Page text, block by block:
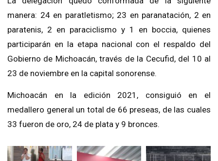
manera: 24 en paratletismo; 23 en paranatación, 2 en
paratenis, 2 en paraciclismo y 1 en boccia, quienes
participarán en la etapa nacional con el respaldo del
Gobierno de Michoacán, través de la Cecufid, del 10 al
23 de noviembre en la capital sonorense.
Michoacán en la edición 2021, consiguió en el
medallero general un total de 66 preseas, de las cuales
33 fueron de oro, 24 de plata y 9 bronces.